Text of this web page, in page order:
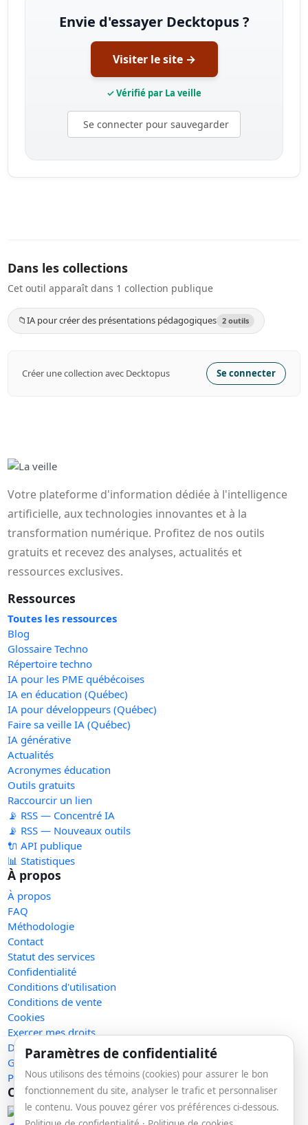
Envie d'essayer Decktopus ?
Visiter le site →
✓ Vérifié par La veille
Se connecter pour sauvegarder
Dans les collections
Cet outil apparaît dans 1 collection publique
📁IA pour créer des présentations pédagogiques 2 outils
Créer une collection avec Decktopus Se connecter
Votre plateforme d'information dédiée à l'intelligence
artificielle, aux technologies innovantes et à la
transformation numérique. Profitez de nos outils
gratuits et recevez des analyses, actualités et
ressources exclusives.
Ressources
Toutes les ressources
Blog
Glossaire Techno
Répertoire techno
IA pour les PME québécoises
IA en éducation (Québec)
IA pour développeurs (Québec)
Faire sa veille IA (Québec)
IA générative
Actualités
Acronymes éducation
Outils gratuits
Raccourcir un lien
📡 RSS — Concentré IA
📡 RSS — Nouveaux outils
🔌 API publique
📊 Statistiques
À propos
À propos
FAQ
Méthodologie
Contact
Statut des services
Confidentialité
Conditions d'utilisation
Conditions de vente
Cookies
Exercer mes droits
Demande de retrait
Gérer les témoins
Plan du site
Communauté
Facebook
Paramètres de confidentialité
Nous utilisons des témoins (cookies) pour assurer le bon
fonctionnement du site, analyser le trafic et personnaliser
le contenu. Vous pouvez gérer vos préférences ci-dessous.